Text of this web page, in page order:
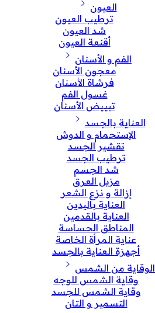
العيون
ترطيب العيون
شد العيون
أقنعة العيون
الفم و الأسنان
معجون الأسنان
فرشاة الأسنان
غسول الفم
تبييض الأسنان
العناية بالجسد
الإستحمام و الدوش
تقشير الجسد
ترطيب الجسد
شد الجسم
مزيل العرق
إزالة و نزع الشعر
العناية باليدين
العناية بالقدمين
المناطق الحساسة
عناية المرأة الخاصة
أجهزة العناية بالجسد
الوقاية من الشمس
وقاية الشمس للوجه
وقاية الشمس للجسد
التسمير و التان